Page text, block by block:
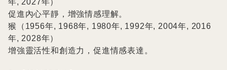
年, 2027年）
促進內心平靜，增強情感理解。
猴（1956年, 1968年, 1980年, 1992年, 2004年, 2016
年, 2028年）
增強靈活性和創造力，促進情感表達。